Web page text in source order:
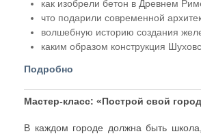
как изобрели бетон в Древнем
что подарили современной
волшебную историю создания
каким образом конструкция
Подробно
Мастер-класс: «Построй свой
В каждом городе должна быть